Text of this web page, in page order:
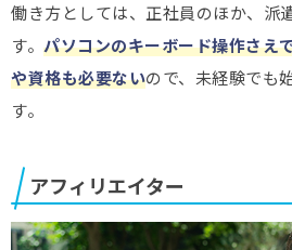
働き方としては、正社員のほか、派
す。 パソコンのキーボード操作さえ
や資格も必要ないので、未経験でも
す。
アフィリエイター